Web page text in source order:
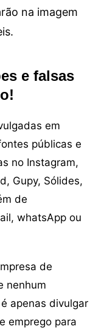
na imagem
e falsas
em
públicas e
no Instagram,
Gupy, Sólides,
de
whatsApp ou
de
nenhum
apenas divulgar
emprego para